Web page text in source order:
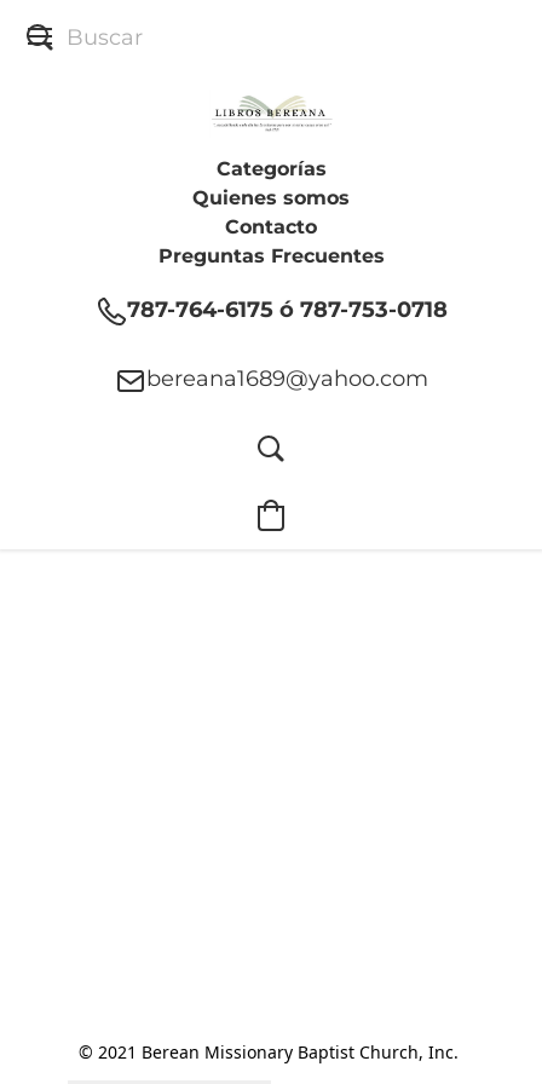
Categorías
Quienes somos
Contacto
Preguntas Frecuentes
787-764-6175 ó 787-753-0718
bereana1689@yahoo.com
© 2021 Berean Missionary Baptist Church, Inc.